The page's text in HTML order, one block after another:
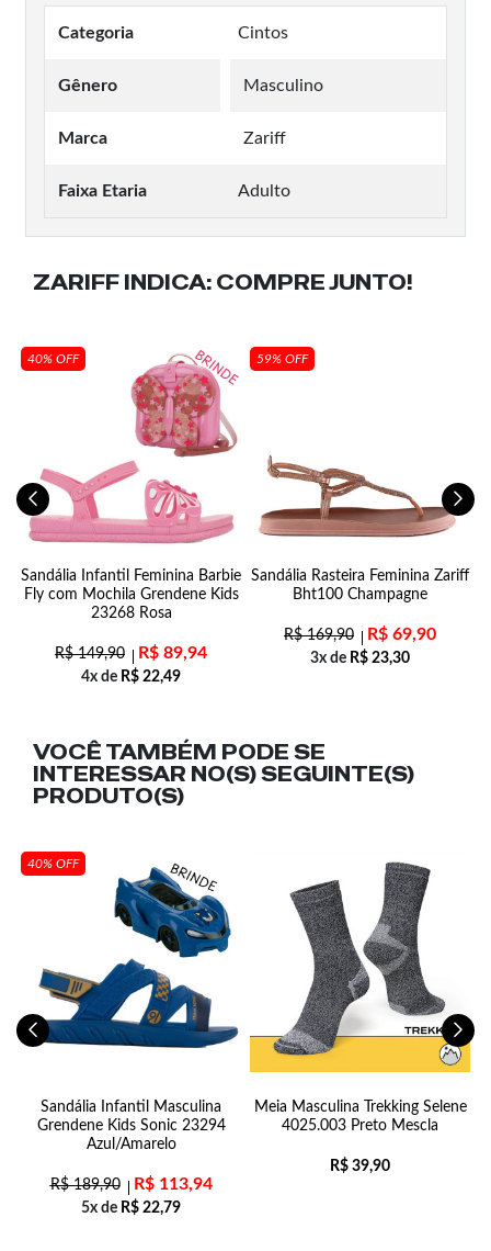
Categoria Cintos
Gênero Masculino
Marca Zariff
Faixa Etaria Adulto
ZARIFF INDICA: COMPRE JUNTO!
40% OFF
Sandália Infantil Feminina Barbie
Fly com Mochila Grendene Kids
23268 Rosa
R$149,90 R$ 89,94
4x de R$ 22,49
59% OFF
Sandália Rasteira Feminina Zariff
Bht100 Champagne
R$169,90 R$ 69,90
3x de R$ 23,30
VOCÊ TAMBÉM PODE SE
INTERESSAR NO(S) SEGUINTE(S)
PRODUTO(S)
40% OFF
Sandália Infantil Masculina
Grendene Kids Sonic 23294
Azul/Amarelo
R$189,90 R$113,94
5x de R$ 22,79
Meia Masculina Trekking Selene
4025.003 Preto Mescla
R$ 39,90